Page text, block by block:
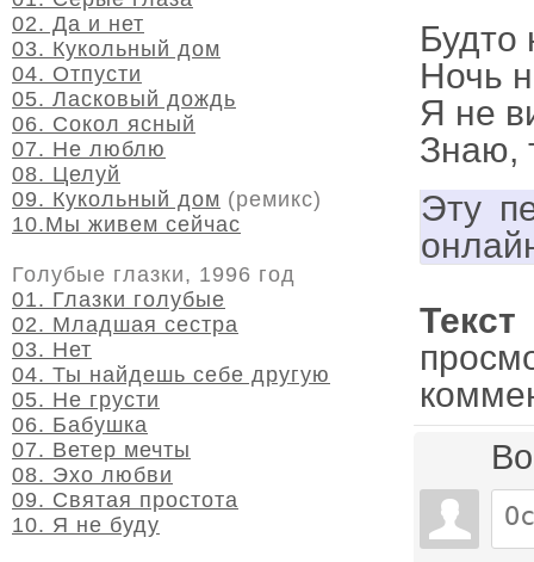
Будто
Ночь
Я не
Знаю,
Эту
02. Да и нет
03. Кукольный дом
04. Отпусти
05. Ласковый дождь
06. Сокол ясный
07. Не люблю
08. Целуй
09. Кукольный дом (ремикс)
10.Мы живем сейчас
Голубые глазки, 1996 год
01. Глазки голубые
02. Младшая сестра
03. Нет
04. Ты найдешь себе другую
05. Не грусти
06. Бабушка
07. Ветер мечты
08. Эхо любви
09. Святая простота
10. Я не буду